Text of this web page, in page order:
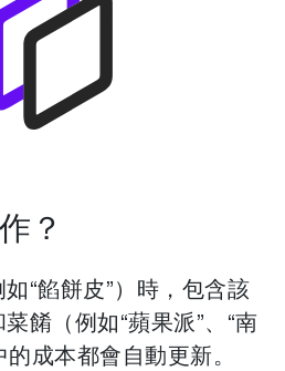
？
“餡餅皮”）時，包含該
餚（例如“蘋果派”、“南
成本都會自動更新。